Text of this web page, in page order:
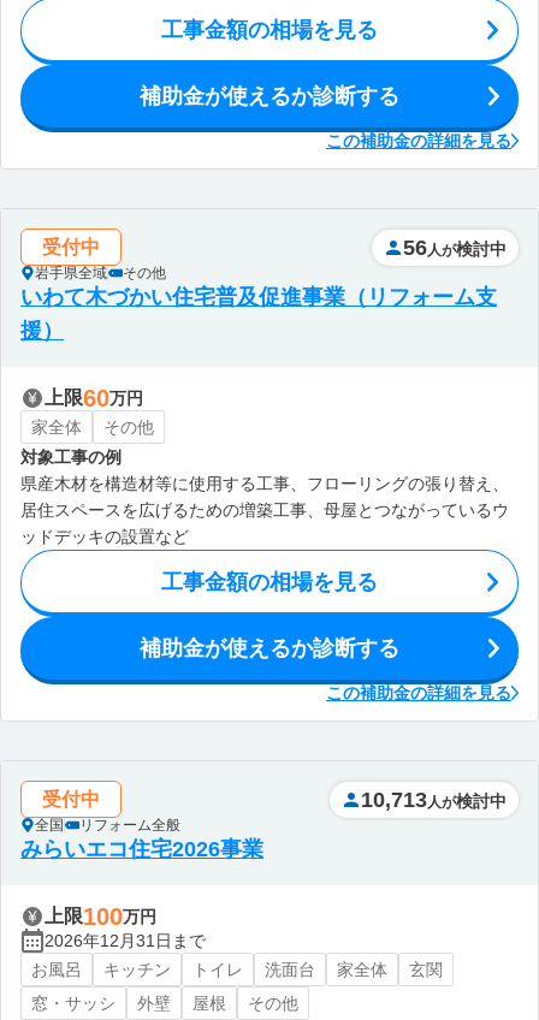
工事金額の相場を見る
補助金が使えるか診断する
この補助金の詳細を見る
受付中
岩手県全域 その他
56 人が検討中
いわて木づかい住宅普及促進事業（リフォーム支
援）
上限60万円
家全体
その他
対象工事の例
県産木材を構造材等に使用する工事、フローリングの張り替え、
居住スペースを広げるための増築工事、母屋とつながっているウ
ッドデッキの設置など
工事金額の相場を見る
補助金が使えるか診断する
この補助金の詳細を見る
受付中
全国 リフォーム全般
10,713 人が検討中
みらいエコ住宅2026事業
上限100万円
2026年12月31日まで
お風呂
キッチン トイレ 洗面台 家全体
玄関
窓・サッシ
外壁 屋根
その他